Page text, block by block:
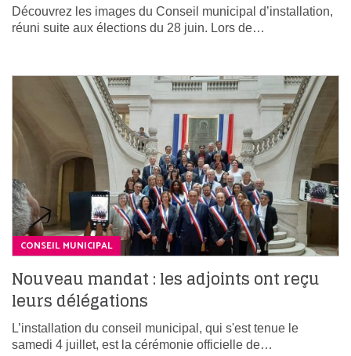
Découvrez les images du Conseil municipal d’installation,
réuni suite aux élections du 28 juin. Lors de…
CONSEIL MUNICIPAL
Nouveau mandat : les adjoints ont reçu
leurs délégations
L’installation du conseil municipal, qui s'est tenue le
samedi 4 juillet, est la cérémonie officielle de…